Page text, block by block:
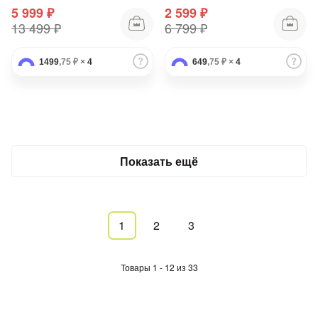
5 999 ₽
13 499 ₽
1499,75 ₽ × 4
2 599 ₽
6 799 ₽
649,75 ₽ × 4
Показать ещё
Товары 1 - 12 из 33
1 2 3